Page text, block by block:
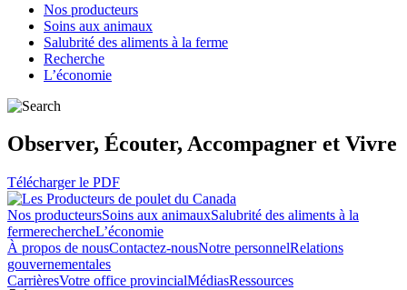
Nos producteurs
Soins aux animaux
Salubrité des aliments à la ferme
Recherche
L’économie
Observer, Écouter, Accompagner et Vivre
Télécharger le PDF
Nos producteursSoins aux animauxSalubrité des aliments à la
fermerechercheL’économie
À propos de nousContactez-nousNotre personnelRelations
gouvernementales
CarrièresVotre office provincialMédiasRessources